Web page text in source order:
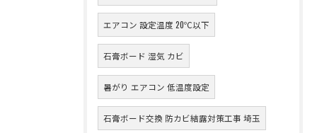
エアコン 設定温度 20℃以下
石膏ボード 湿気 カビ
暑がり エアコン 低温度設定
石膏ボード交換 防カビ結露対策工事 埼玉